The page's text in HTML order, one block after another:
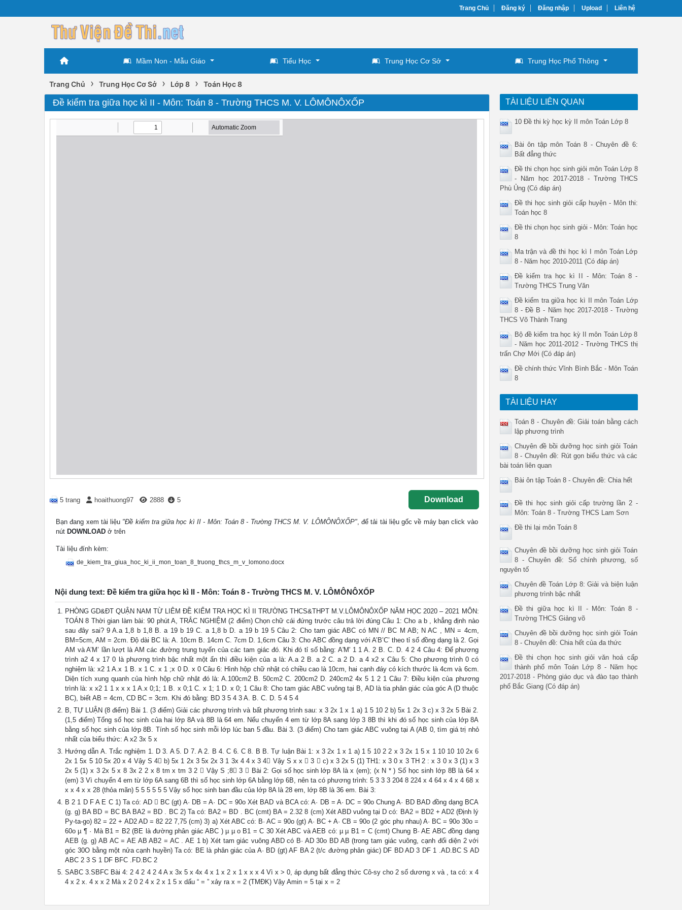
Trang Chủ Đăng ký Đăng nhập Upload Liên hệ
Mầm Non - Mẫu Giáo Tiểu Học Trung Học Cơ Sở Trung Học Phổ Thông
Trang Chủ › Trung Học Cơ Sở › Lớp 8 › Toán Học 8
Đề kiểm tra giữa học kì II - Môn: Toán 8 - Trường THCS M. V. LÔMÔNÔXỐP
5 trang hoaithuong97 2888 5 Download
Bạn đang xem tài liệu "Đề kiểm tra giữa học kì II - Môn: Toán 8 - Trường THCS M. V. LÔMÔNÔXỐP", để tải tài liệu gốc về máy bạn click vào
nút DOWNLOAD ở trên
Tài liệu đính kèm:
de_kiem_tra_giua_hoc_ki_ii_mon_toan_8_truong_thcs_m_v_lomono.docx
Nội dung text: Đề kiểm tra giữa học kì II - Môn: Toán 8 - Trường THCS M. V. LÔMÔNÔXỐP
PHÒNG GD&ĐT QUẬN NAM TỪ LIÊM ĐỀ KIỂM TRA HỌC KÌ II TRƯỜNG THCS&THPT M.V.LÔMÔNÔXỐP NĂM HỌC 2020 – 2021 MÔN:
TOÁN 8 Thời gian làm bài: 90 phút A, TRẮC NGHIỆM (2 điểm) Chọn chữ cái đứng trước câu trả lời đúng Câu 1: Cho a b , khẳng định nào
sau đây sai? 9 A.a 1,8 b 1,8 B. a 19 b 19 C. a 1,8 b D. a 19 b 19 5 Câu 2: Cho tam giác ABC có MN // BC M AB; N AC , MN = 4cm,
BM=5cm, AM = 2cm. Độ dài BC là: A. 10cm B. 14cm C. 7cm D. 1,6cm Câu 3: Cho ABC đồng dạng với A’B’C’ theo tỉ số đồng dạng là 2. Gọi
AM và A’M’ lần lượt là AM các đường trung tuyến của các tam giác đó. Khi đó tỉ số bằng: A'M' 1 1 A. 2 B. C. D. 4 2 4 Câu 4: Để phương
trình a2 4 x 17 0 là phương trình bậc nhất một ẩn thì điều kiện của a là: A.a 2 B. a 2 C. a 2 D. a 4 x2 x Câu 5: Cho phương trình 0 có
nghiệm là: x2 1 A.x 1 B. x 1 C. x 1 ;x 0 D. x 0 Câu 6: Hình hộp chữ nhật có chiều cao là 10cm, hai cạnh đáy có kích thước là 4cm và 6cm.
Diện tích xung quanh của hình hộp chữ nhật đó là: A.100cm2 B. 50cm2 C. 200cm2 D. 240cm2 4x 5 1 2 1 Câu 7: Điều kiện của phương
trình là: x x2 1 1 x x x 1 A.x 0;1; 1 B. x 0;1 C. x 1; 1 D. x 0; 1 Câu 8: Cho tam giác ABC vuông tại B, AD là tia phân giác của góc A (D thuộc
BC), biết AB = 4cm, CD BC = 3cm. Khi đó bằng: BD 3 5 4 3 A. B. C. D. 5 4 5 4
B, TỰ LUẬN (8 điểm) Bài 1. (3 điểm) Giải các phương trình và bất phương trình sau: x 3 2x 1 x 1 a) 1 5 10 2 b) 5x 1 2x 3 c) x 3 2x 5 Bài 2.
(1,5 điểm) Tổng số học sinh của hai lớp 8A và 8B là 64 em. Nếu chuyển 4 em từ lớp 8A sang lớp 3 8B thì khi đó số học sinh của lớp 8A
bằng số học sinh của lớp 8B. Tính số học sinh mỗi lớp lúc ban 5 đầu. Bài 3. (3 điểm) Cho tam giác ABC vuông tại A (AB 0, tìm giá trị nhỏ
nhất của biểu thức: A x2 3x 5 x
Hướng dẫn A. Trắc nghiệm 1. D 3. A 5. D 7. A 2. B 4. C 6. C 8. B B. Tự luận Bài 1: x 3 2x 1 x 1 a) 1 5 10 2 2 x 3 2x 1 5 x 1 10 10 10 2x 6
2x 1 5x 5 10 5x 20 x 4 Vậy S 4 b) 5x 1 2x 3 5x 2x 3 1 3x 4 4 x 3 4 Vậy S x x  3  c) x 3 2x 5 (1) TH1: x 3 0 x 3 TH 2 : x 3 0 x 3 (1) x 3
2x 5 (1) x 3 2x 5 x 8 3x 2 2 x 8 tm x tm 3 2  Vậy S ;8 3  Bài 2: Gọi số học sinh lớp 8A là x (em); (x N * ) Số học sinh lớp 8B là 64 x
(em) 3 Vì chuyển 4 em từ lớp 6A sang 6B thì số học sinh lớp 6A bằng lớp 6B, nên ta có phương trình: 5 3 3 3 204 8 224 x 4 64 x 4 x 4 68 x
x x 4 x x 28 (thỏa mãn) 5 5 5 5 5 5 Vậy số học sinh ban đầu của lớp 8A là 28 em, lớp 8B là 36 em. Bài 3:
B 2 1 D F A E C 1) Ta có: AD  BC (gt) A· DB = A· DC = 90o Xét BAD và BCA có: A· DB = A· DC = 90o Chung A· BD BAD đồng dạng BCA
(g. g) BA BD = BC BA BA2 = BD . BC 2) Ta có: BA2 = BD . BC (cmt) BA = 2.32 8 (cm) Xét ABD vuông tại D có: BA2 = BD2 + AD2 (Định lý
Py-ta-go) 82 = 22 + AD2 AD = 82 22 7,75 (cm) 3) a) Xét ABC có: B· AC = 90o (gt) A· BC + A· CB = 90o (2 góc phụ nhau) A· BC = 90o 30o =
60o µ ¶ · Mà B1 = B2 (BE là đường phân giác ABC ) µ µ o B1 = C 30 Xét ABC và AEB có: µ µ B1 = C (cmt) Chung B· AE ABC đồng dạng
AEB (g. g) AB AC = AE AB AB2 = AC . AE 1 b) Xét tam giác vuông ABD có B· AD 30o BD AB (trong tam giác vuông, cạnh đối diện 2 với
góc 30O bằng một nửa cạnh huyền) Ta có: BE là phân giác của A· BD (gt) AF BA 2 (t/c đường phân giác) DF BD AD 3 DF 1 .AD.BC S AD
ABC 2 3 S 1 DF BFC .FD.BC 2
SABC 3.SBFC Bài 4: 2 4 2 4 2 4 A x 3x 5 x 4x 4 x 1 x 2 x 1 x x x 4 Vì x > 0, áp dụng bất đẳng thức Cô-sy cho 2 số dương x và , ta có: x 4
4 x 2 x. 4 x x 2 Mà x 2 0 2 4 x 2 x 1 5 x dấu “ = ” xảy ra x = 2 (TMĐK) Vậy Amin = 5 tại x = 2
TÀI LIỆU LIÊN QUAN
10 Đề thi kỳ học kỳ II môn Toán Lớp 8
Bài ôn tập môn Toán 8 - Chuyên đề 6:
Bất đẳng thức
Đề thi chọn học sinh giỏi môn Toán Lớp 8
- Năm học 2017-2018 - Trường THCS
Phù Ủng (Có đáp án)
Đề thi học sinh giỏi cấp huyện - Môn thi:
Toán học 8
Đề thi chọn học sinh giỏi - Môn: Toán học
8
Ma trận và đề thi học kì I môn Toán Lớp
8 - Năm học 2010-2011 (Có đáp án)
Đề kiểm tra học kì II - Môn: Toán 8 -
Trường THCS Trung Văn
Đề kiểm tra giữa học kì II môn Toán Lớp
8 - Đề B - Năm học 2017-2018 - Trường
THCS Võ Thành Trang
Bộ đề kiểm tra học kỳ II môn Toán Lớp 8
- Năm học 2011-2012 - Trường THCS thị
trấn Chợ Mới (Có đáp án)
Đề chính thức Vĩnh Bình Bắc - Môn Toán
8
TÀI LIỆU HAY
Toán 8 - Chuyên đề: Giải toán bằng cách
lập phương trình
Chuyên đề bồi dưỡng học sinh giỏi Toán
8 - Chuyên đề: Rút gọn biểu thức và các
bài toán liên quan
Bài ôn tập Toán 8 - Chuyên đề: Chia hết
Đề thi học sinh giỏi cấp trường lần 2 -
Môn: Toán 8 - Trường THCS Lam Sơn
Đề thi lại môn Toán 8
Chuyên đề bồi dưỡng học sinh giỏi Toán
8 - Chuyên đề: Số chính phương, số
nguyên tố
Chuyên đề Toán Lớp 8: Giải và biện luận
phương trình bậc nhất
Đề thi giữa học kì II - Môn: Toán 8 -
Trường THCS Giảng võ
Chuyên đề bồi dưỡng học sinh giỏi Toán
8 - Chuyên đề: Chia hết của đa thức
Đề thi chọn học sinh giỏi văn hoá cấp
thành phố môn Toán Lớp 8 - Năm học
2017-2018 - Phòng giáo dục và đào tạo thành
phố Bắc Giang (Có đáp án)